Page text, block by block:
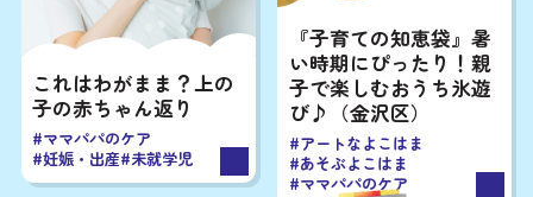
『子育ての知恵袋』暑
い時期にぴったり！親
子で楽しむおうち氷遊
び♪（金沢区）
#アートなよこはま
#あそぶよこはま
#ママパパのケア
これはわがまま？上の
子の赤ちゃん返り
#ママパパのケア
#妊娠・出産#未就学児
# 保育所 # 幼稚園 # 小学校
# All # アート # あそぶ # おいしい